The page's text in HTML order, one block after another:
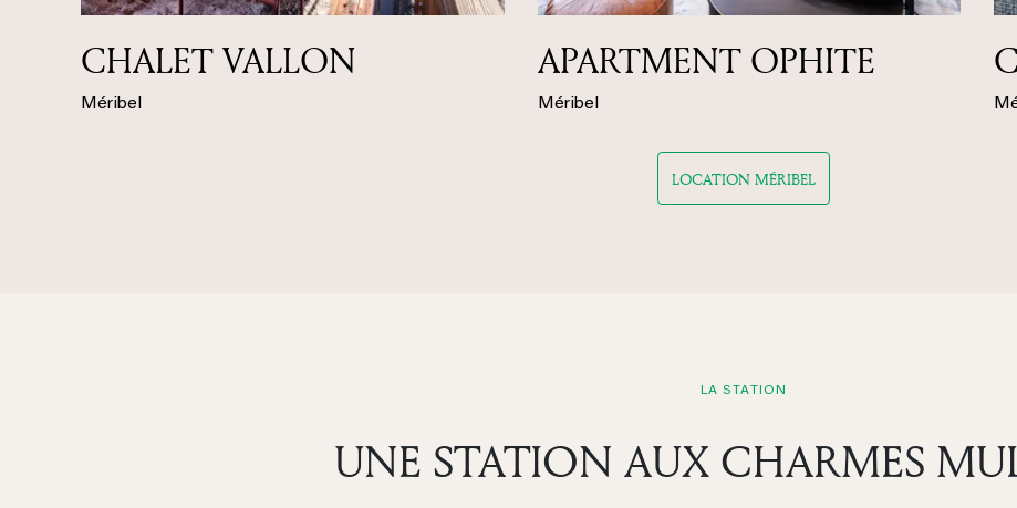
CHALET VALLON
Méribel
APARTMENT OPHITE
Méribel
LOCATION MÉRIBEL
LA STATION
UNE STATION AUX CHARMES